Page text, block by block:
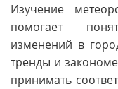
Изучение
помогает
изменений в
тренды и
принимать